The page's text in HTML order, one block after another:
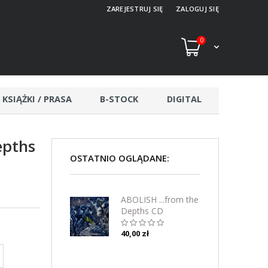
ZAREJESTRUJ SIĘ ZALOGUJ SIĘ
0
KSIĄŻKI / PRASA B-STOCK DIGITAL
OSTATNIO OGLĄDANE:
ABOLISH ...from the
Depths CD
40,00 zł